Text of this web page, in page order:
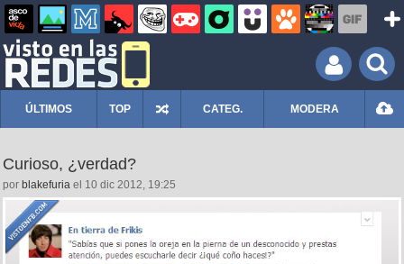
ÚLTIMOS TOP CATEG. MODERA
Curioso, ¿verdad?
por blakefuria el 10 dic 2012, 19:25